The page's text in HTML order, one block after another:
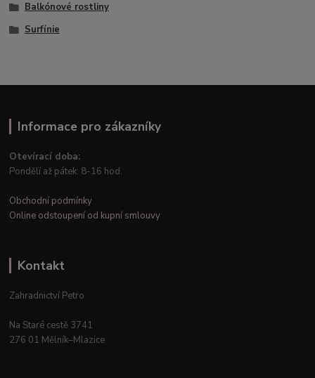
Balkónové rostliny
Surfínie
Informace pro zákazníky
Otevírací doba:
Pondělí až pátek: 8-16 hod.
Obchodní podmínky
Online odstoupení od kupní smlouvy
Kontakt
Zahradnictví Petro
Na Staré cestě 3741
276 01 Mělník–Mlazice